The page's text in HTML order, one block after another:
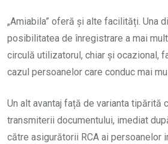
„Amiabila” oferă și alte facilități. Una
posibilitatea de înregistrare a mai
circulă utilizatorul, chiar și ocazional,
cazul persoanelor care conduc mai
Un alt avantaj față de varianta tipărită
transmiterii documentului, imediat
către asigurătorii RCA ai persoanelor